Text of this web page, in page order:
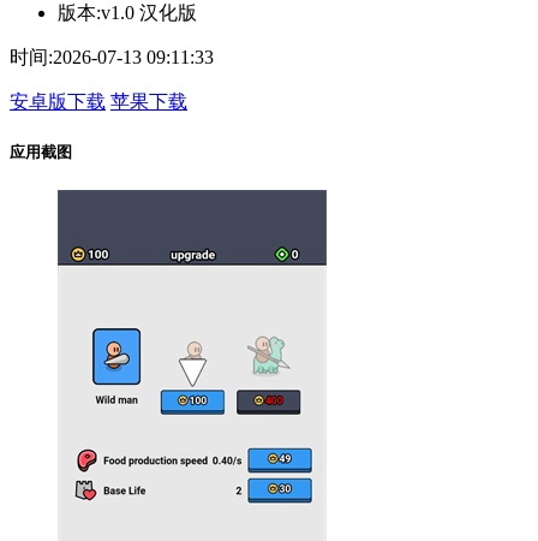
版本:v1.0 汉化版
时间:2026-07-13 09:11:33
安卓版下载 苹果下载
应用截图